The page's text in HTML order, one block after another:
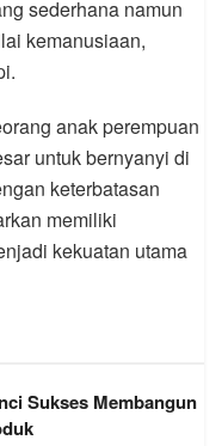
sederhana namun
kemanusiaan,
anak perempuan
untuk bernyanyi di
keterbatasan
memiliki
kekuatan utama
Sukses Membangun